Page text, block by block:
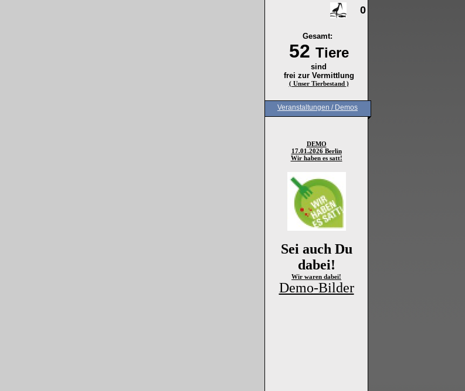
0
Gesamt:
52 Tiere
sind
frei zur Vermittlung
( Unser Tierbestand )
Veranstaltungen / Demos
DEMO
17.01.2026 Berlin
Wir haben es satt!
Sei auch Du
dabei!
Wir waren dabei!
Demo-Bilder